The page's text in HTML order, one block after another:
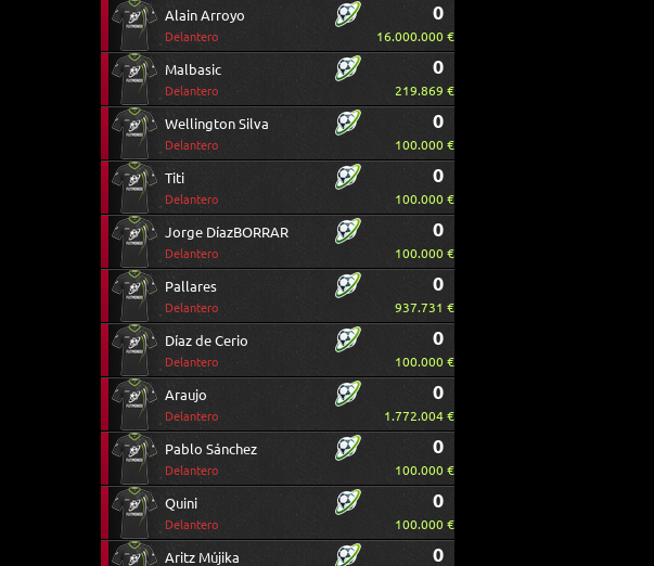
Alain Arroyo
Delantero
0
16.000.000 €
Malbasic
Delantero
0
219.869 €
Wellington Silva
Delantero
0
100.000 €
Titi
Delantero
0
100.000 €
Jorge DíazBORRAR
Delantero
0
100.000 €
Pallares
Delantero
0
937.731 €
Díaz de Cerio
Delantero
0
100.000 €
Araujo
Delantero
0
1.772.004 €
Pablo Sánchez
Delantero
0
100.000 €
Quini
Delantero
0
100.000 €
Aritz Mújika 0